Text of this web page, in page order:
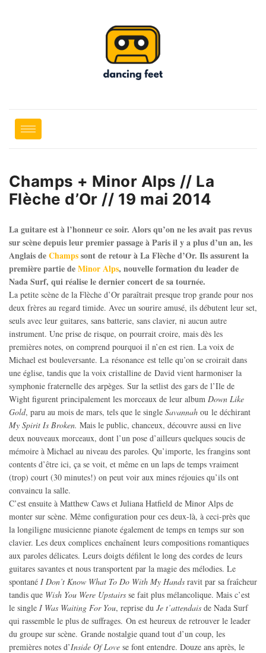
Champs + Minor Alps // La
Flèche d’Or // 19 mai 2014
La guitare est à l’honneur ce soir. Alors qu’on ne les avait pas revus
sur scène depuis leur premier passage à Paris il y a plus d’un an, les
Anglais deChampssont de retour à La Flèche d’Or. Ils assurent la
première partie deMinor Alps, nouvelle formation du leader de
Nada Surf, qui réalise le dernier concert de sa tournée.
La petite scène de la Flèche d’Or paraîtrait presque trop grande pour nos
deux frères au regard timide. Avec un sourire amusé, ils débutent leur set,
seuls avec leur guitares, sans batterie, sans clavier, ni aucun autre
instrument. Une prise de risque, on pourrait croire, mais dès les
premières notes, on comprend pourquoi il n’en est rien. La voix de
Michael est bouleversante. La résonance est telle qu’on se croirait dans
une église, tandis que la voix cristalline de David vient harmoniser la
symphonie fraternelle des arpèges. Sur la setlist des gars de l’Ile de
Wight figurent principalement les morceaux de leur album Down Like
Gold, paru au mois de mars, tels que le single Savannah ou le déchirant
My Spirit Is Broken. Mais le public, chanceux, découvre aussi en live
deux nouveaux morceaux, dont l’un pose d’ailleurs quelques soucis de
mémoire à Michael au niveau des paroles. Qu’importe, les frangins sont
contents d’être ici, ça se voit, et même en un laps de temps vraiment
(trop) court (30 minutes!) on peut voir aux mines réjouies qu’ils ont
convaincu la salle.
C’est ensuite à Matthew Caws et Juliana Hatfield de Minor Alps de
monter sur scène. Même configuration pour ces deux-là, à ceci-près que
la longiligne musicienne pianote également de temps en temps sur son
clavier. Les deux complices enchaînent leurs compositions romantiques
aux paroles délicates. Leurs doigts défilent le long des cordes de leurs
guitares savantes et nous transportent par la magie des mélodies. Le
spontané I Don’t Know What To Do With My Hands ravit par sa fraîcheur
tandis que Wish You Were Upstairs se fait plus mélancolique. Mais c’est
le single I Was Waiting For You, reprise du Je t’attendais de Nada Surf
qui rassemble le plus de suffrages. On est heureux de retrouver le leader
du groupe sur scène. Grande nostalgie quand tout d’un coup, les
premières notes d’Inside Of Love se font entendre. Douze ans après, le